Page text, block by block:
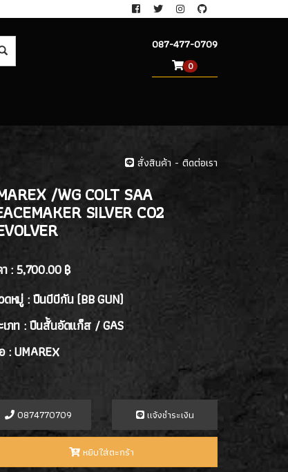
087-477-0709
0
สั่งสินค้า - ติดต่อเรา
/WG COLT SAA
SILVER CO2
:5,700.00 ฿
ดหมู่ : ปืนบีบีกัน (BB GUN)
เภท : ปืนสั้นอัดแก็ส / GAS
: UMAREX
0874770709 เเจ้งชำระเงิน
หยิบใส่ตะกร้า